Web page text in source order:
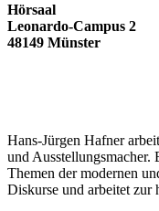
Hörsaal
Leonardo-Campus 2
48149 Münster
Hans-Jürgen Hafner
und Ausstellungsmacher.
Themen der modernen
Diskurse und arbeitet zur